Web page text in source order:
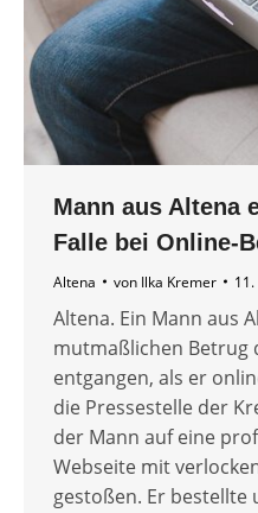
Mann aus Altena
Falle bei Online-
Altena von Ilka Kremer
Altena. Ein Mann aus
mutmaßlichen Betrug
entgangen, als er
die Pressestelle der
der Mann auf eine
Webseite mit
gestoßen. Er bestellte